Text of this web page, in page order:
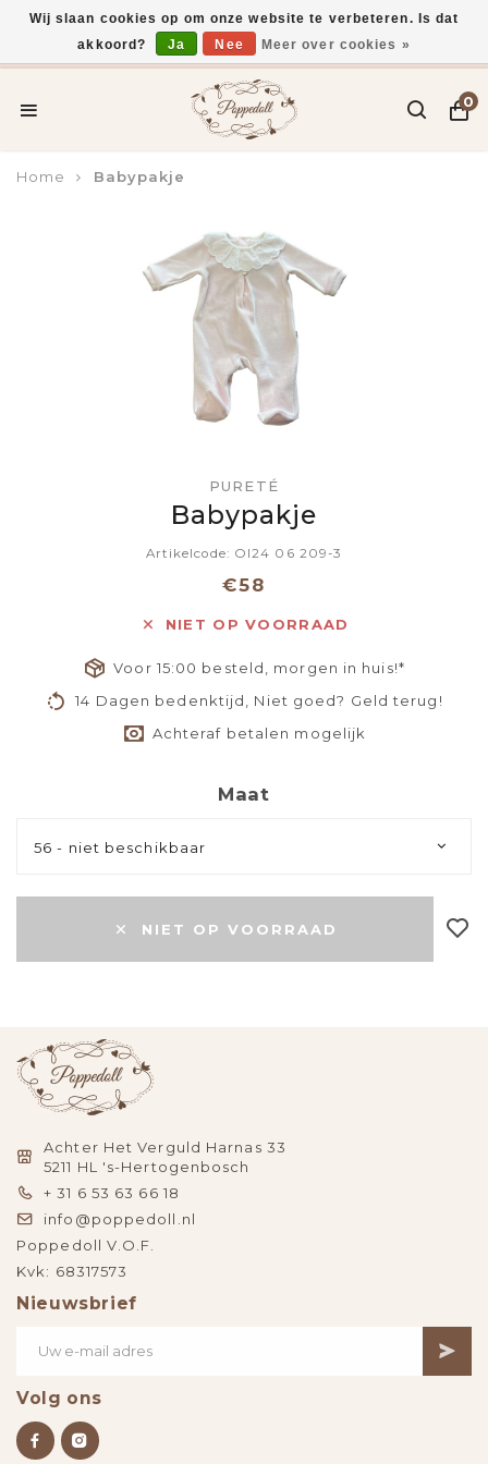
Voor 15:00 uur besteld, vandaag verzonden*
0
Home Babypakje
PURETÉ
Babypakje
Artikelcode: OI24 06 209-3
€58
NIET OP VOORRAAD
Voor 15:00 besteld, morgen in huis!*
14 Dagen bedenktijd, Niet goed? Geld terug!
Achteraf betalen mogelijk
Maat
56 - niet beschikbaar
NIET OP VOORRAAD
Achter Het Verguld Harnas 33
5211 HL 's-Hertogenbosch
+ 31 6 53 63 66 18
info@poppedoll.nl
Poppedoll V.O.F.
Kvk: 68317573
Nieuwsbrief
Volg ons
Wij slaan cookies op om onze website te verbeteren. Is dat
akkoord?
Ja Nee Meer over cookies »